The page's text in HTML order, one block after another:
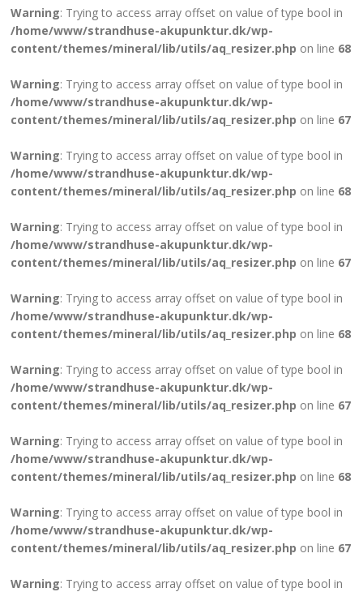
Warning: Trying to access array offset on value of type bool in
/home/www/strandhuse-akupunktur.dk/wp-
content/themes/mineral/lib/utils/aq_resizer.php on line 68
Warning: Trying to access array offset on value of type bool in
/home/www/strandhuse-akupunktur.dk/wp-
content/themes/mineral/lib/utils/aq_resizer.php on line 67
Warning: Trying to access array offset on value of type bool in
/home/www/strandhuse-akupunktur.dk/wp-
content/themes/mineral/lib/utils/aq_resizer.php on line 68
Warning: Trying to access array offset on value of type bool in
/home/www/strandhuse-akupunktur.dk/wp-
content/themes/mineral/lib/utils/aq_resizer.php on line 67
Warning: Trying to access array offset on value of type bool in
/home/www/strandhuse-akupunktur.dk/wp-
content/themes/mineral/lib/utils/aq_resizer.php on line 68
Warning: Trying to access array offset on value of type bool in
/home/www/strandhuse-akupunktur.dk/wp-
content/themes/mineral/lib/utils/aq_resizer.php on line 67
Warning: Trying to access array offset on value of type bool in
/home/www/strandhuse-akupunktur.dk/wp-
content/themes/mineral/lib/utils/aq_resizer.php on line 68
Warning: Trying to access array offset on value of type bool in
/home/www/strandhuse-akupunktur.dk/wp-
content/themes/mineral/lib/utils/aq_resizer.php on line 67
Warning: Trying to access array offset on value of type bool in